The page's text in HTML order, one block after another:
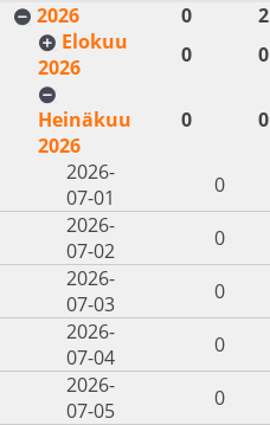
2026 0 2
Elokuu
2026
0 0
Heinäkuu
2026
0 0
2026-
07-01
0
2026-
07-02
0
2026-
07-03
0
2026-
07-04
0
2026-
07-05
0